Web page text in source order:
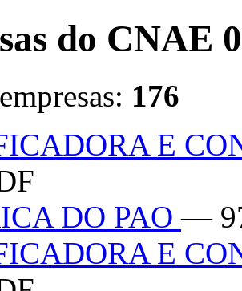
do CNAE
176
E
DO PAO—
E